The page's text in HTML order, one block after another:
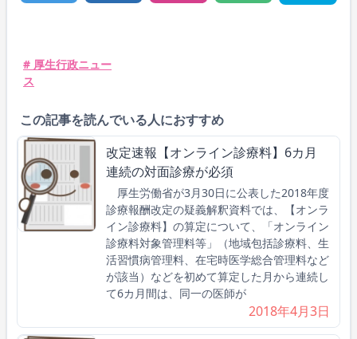
# 厚生行政ニュー
ス
この記事を読んでいる人におすすめ
改定速報【オンライン診療料】6カ月
連続の対面診療が必須
厚生労働省が3月30日に公表した2018年度
診療報酬改定の疑義解釈資料では、【オンラ
イン診療料】の算定について、「オンライン
診療料対象管理料等」（地域包括診療料、生
活習慣病管理料、在宅時医学総合管理料など
が該当）などを初めて算定した月から連続し
て6カ月間は、同一の医師が
2018年4月3日